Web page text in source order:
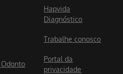
Hapvida
Diagnóstico
Trabalhe conosco
Portal da
privacidade